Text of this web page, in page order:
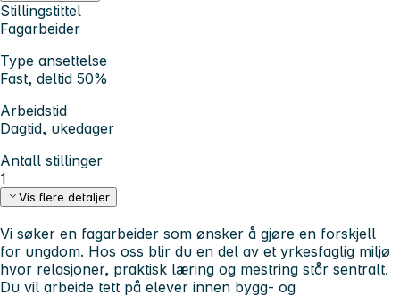
Stillingstittel
Fagarbeider
Type ansettelse
Fast, deltid 50%
Arbeidstid
Dagtid, ukedager
Antall stillinger
1
Vis flere detaljer
Vi søker en fagarbeider som ønsker å gjøre en forskjell
for ungdom. Hos oss blir du en del av et yrkesfaglig miljø
hvor relasjoner, praktisk læring og mestring står sentralt.
Du vil arbeide tett på elever innen bygg- og